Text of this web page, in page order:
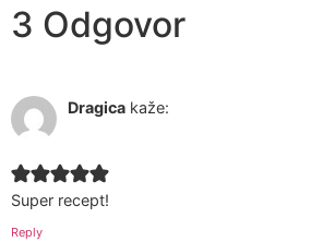
3 Odgovor
Dragica kaže:
Super recept!
Reply